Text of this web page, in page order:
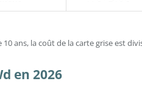
ans, la coût de la carte grise est
en 2026